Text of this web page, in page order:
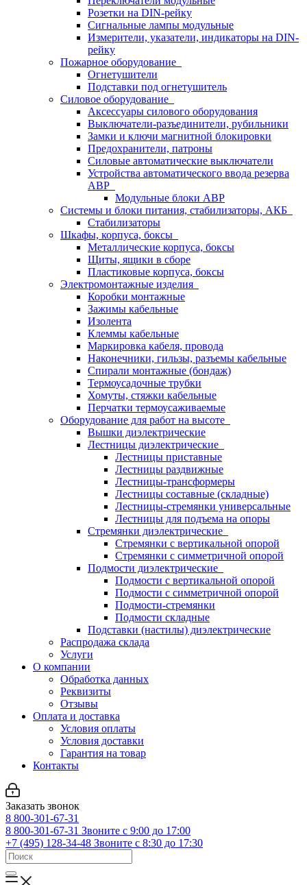
Розетки на DIN-рейку
Сигнальные лампы модульные
Измерители, указатели, индикаторы на DIN-
рейку
Пожарное оборудование
Огнетушители
Подставки под огнетушитель
Силовое оборудование
Аксессуары силового оборудования
Выключатели-разъединители, рубильники
Замки и ключи магнитной блокировки
Предохранители, патроны
Силовые автоматические выключатели
Устройства автоматического ввода резерва
АВР
Модульные блоки АВР
Системы и блоки питания, стабилизаторы, АКБ
Стабилизаторы
Шкафы, корпуса, боксы
Металлические корпуса, боксы
Щиты, ящики в сборе
Пластиковые корпуса, боксы
Электромонтажные изделия
Коробки монтажные
Зажимы кабельные
Изолента
Клеммы кабельные
Маркировка кабеля, провода
Наконечники, гильзы, разъемы кабельные
Спирали монтажные (бондаж)
Термоусадочные трубки
Хомуты, стяжки кабельные
Перчатки термоусаживаемые
Оборудование для работ на высоте
Вышки диэлектрические
Лестницы диэлектрические
Лестницы приставные
Лестницы раздвижные
Лестницы-трансформеры
Лестницы составные (складные)
Лестницы-стремянки универсальные
Лестницы для подъема на опоры
Стремянки диэлектрические
Стремянки с вертикальной опорой
Стремянки с симметричной опорой
Подмости диэлектрические
Подмости с вертикальной опорой
Подмости с симметричной опорой
Подмости-стремянки
Подмости складные
Подставки (настилы) диэлектрические
Распродажа склада
Услуги
О компании
Обработка данных
Реквизиты
Отзывы
Оплата и доставка
Условия оплаты
Условия доставки
Гарантия на товар
Контакты
Заказать звонок
8 800-301-67-31
8 800-301-67-31 Звоните с 9:00 до 17:00
+7 (495) 128-34-48 Звоните с 8:30 до 17:30